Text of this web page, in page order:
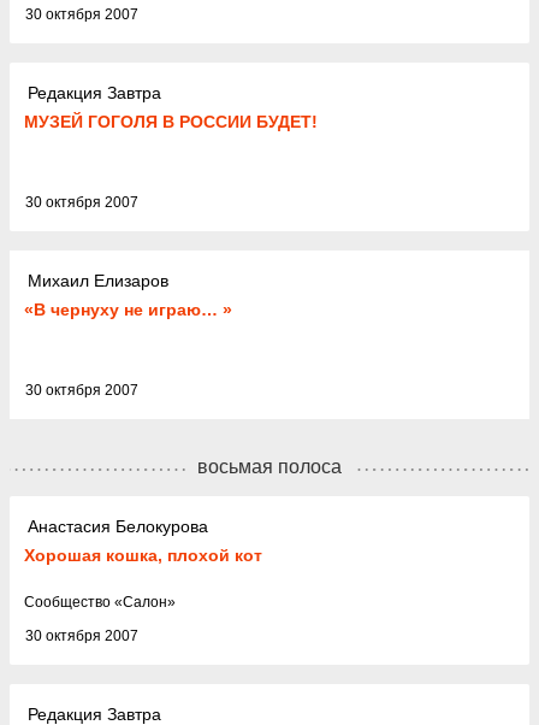
30 октября 2007
Редакция Завтра
МУЗЕЙ ГОГОЛЯ В РОССИИ БУДЕТ!
30 октября 2007
Михаил Елизаров
«В чернуху не играю… »
30 октября 2007
восьмая полоса
Анастасия Белокурова
Хорошая кошка, плохой кот
30 октября 2007
Cообщество «Салон»
Редакция Завтра